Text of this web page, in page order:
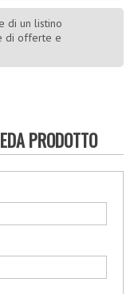
di un listino
di offerte e
PRODOTTO